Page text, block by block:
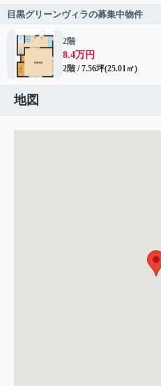
目黒グリーンヴィラの募集中物件
2階
8.4万円
2階 / 7.56坪(25.01㎡)
地図